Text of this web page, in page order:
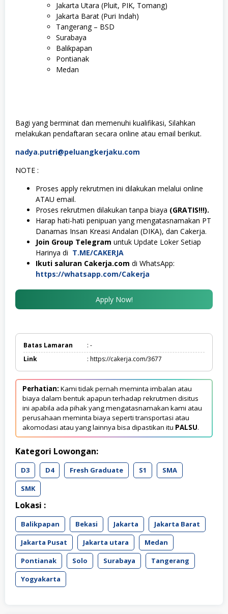
Jakarta Utara (Pluit, PIK, Tomang)
Jakarta Barat (Puri Indah)
Tangerang – BSD
Surabaya
Balikpapan
Pontianak
Medan
Bagi yang berminat dan memenuhi kualifikasi, Silahkan
melakukan pendaftaran secara online atau email berikut.
nadya.putri@peluangkerjaku.com
NOTE :
Proses apply rekrutmen ini dilakukan melalui online
ATAU email.
Proses rekrutmen dilakukan tanpa biaya (GRATIS!!!).
Harap hati-hati penipuan yang mengatasnamakan PT
Danamas Insan Kreasi Andalan (DIKA), dan Cakerja.
Join Group Telegram untuk Update Loker Setiap
Harinya di T.ME/CAKERJA
Ikuti saluran Cakerja.com di WhatsApp:
https://whatsapp.com/Cakerja
Apply Now!
Batas Lamaran
: -
Link
: https://cakerja.com/3677
Perhatian: Kami tidak pernah meminta imbalan atau
biaya dalam bentuk apapun terhadap rekrutmen disitus
ini apabila ada pihak yang mengatasnamakan kami atau
perusahaan meminta biaya seperti transportasi atau
akomodasi atau yang lainnya bisa dipastikan itu PALSU.
Kategori Lowongan:
D3 D4 Fresh Graduate S1
SMA
SMK
Lokasi :
Balikpapan Bekasi Jakarta
Jakarta Barat
Jakarta Pusat
Jakarta utara
Medan
Pontianak
Solo Surabaya
Tangerang
Yogyakarta